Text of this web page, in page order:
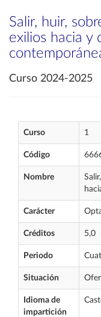
Salir, huir,
exilios hacia y
Curso 2024-2025
Curso 1
Código
Nombre
Carácter
Créditos 5,0
Periodo
Situación
Idioma de
impartición